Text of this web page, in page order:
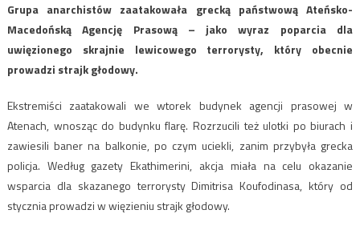
Grupa anarchistów zaatakowała grecką państwową Ateńsko-
Macedońską Agencję Prasową – jako wyraz poparcia dla
uwięzionego skrajnie lewicowego terrorysty, który obecnie
prowadzi strajk głodowy.
Ekstremiści zaatakowali we wtorek budynek agencji prasowej w
Atenach, wnosząc do budynku flarę. Rozrzucili też ulotki po biurach i
zawiesili baner na balkonie, po czym uciekli, zanim przybyła grecka
policja. Według gazety Ekathimerini, akcja miała na celu okazanie
wsparcia dla skazanego terrorysty Dimitrisa Koufodinasa, który od
stycznia prowadzi w więzieniu strajk głodowy.